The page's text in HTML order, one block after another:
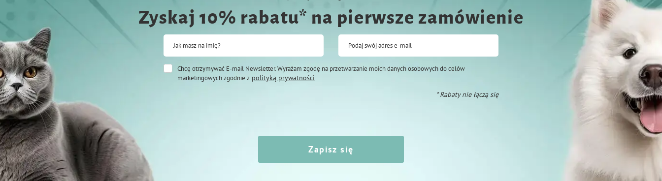
Zyskaj 10% rabatu* na pierwsze zamówienie
Jak masz na imię? Podaj swój adres e-mail
Chcę otrzymywać E-mail Newsletter. Wyrażam zgodę na przetwarzanie moich danych osobowych do celów
marketingowych zgodnie z polityką prywatności
* Rabaty nie łączą się
Zapisz się